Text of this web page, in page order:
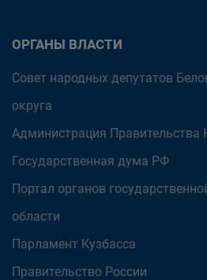
ОРГАНЫ ВЛАСТИ
Совет народных депутатов
округа
Администрация Правительства
Государственная дума РФ
Портал органов
области
Парламент Кузбасса
Правительство России